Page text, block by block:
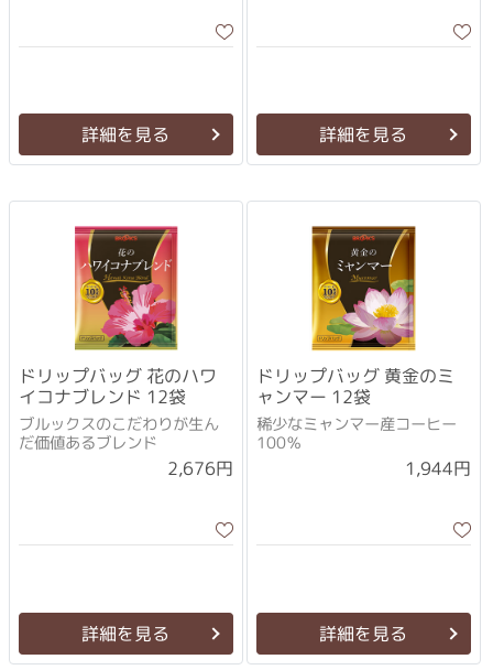
詳細を見る 詳細を見る
ドリップバッグ 花のハワ
イコナブレンド 12袋
ブルックスのこだわりが生ん
だ価値あるブレンド
2,676円
詳細を見る
ドリップバッグ 黄金のミ
ャンマー 12袋
稀少なミャンマー産コーヒー
100％
1,944円
詳細を見る